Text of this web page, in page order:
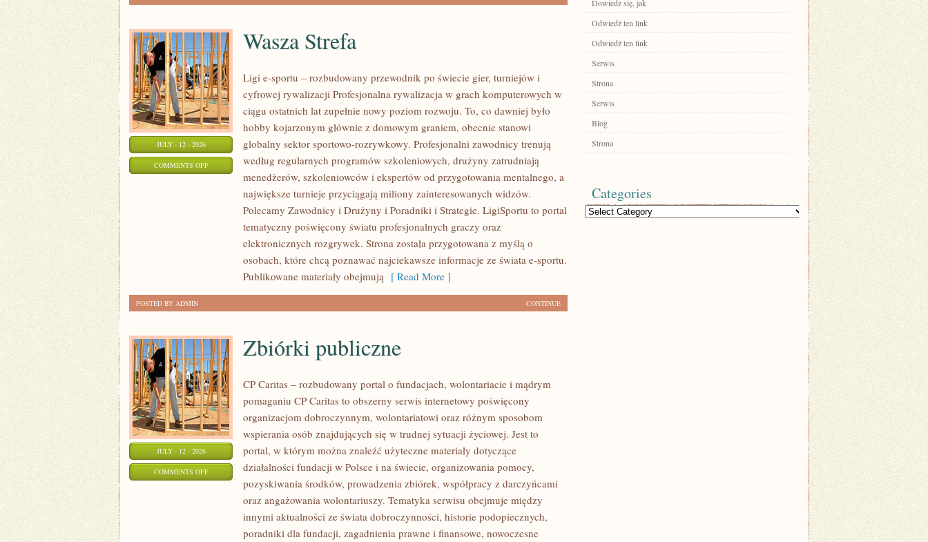
JULY - 12 - 2026
COMMENTS OFFON
Wasza Strefa
Ligi e-sportu – rozbudowany przewodnik po świecie gier, turniejów i
cyfrowej rywalizacji Profesjonalna rywalizacja w grach komputerowych w
ciągu ostatnich lat zupełnie nowy poziom rozwoju. To, co dawniej było
hobby kojarzonym głównie z domowym graniem, obecnie stanowi
globalny sektor sportowo-rozrywkowy. Profesjonalni zawodnicy trenują
według regularnych programów szkoleniowych, drużyny zatrudniają
menedżerów, szkoleniowców i ekspertów od przygotowania mentalnego, a
największe turnieje przyciągają miliony zainteresowanych widzów.
Polecamy Zawodnicy i Drużyny i Poradniki i Strategie. LigiSportu to portal
tematyczny poświęcony światu profesjonalnych graczy oraz
elektronicznych rozgrywek. Strona została przygotowana z myślą o
osobach, które chcą poznawać najciekawsze informacje ze świata e-sportu.
Publikowane materiały obejmują [ Read More ]
CONTINUE
POSTED BY ADMIN
JULY - 12 - 2026
COMMENTS OFFON
PUBLICZNE
Zbiórki publiczne
CP Caritas – rozbudowany portal o fundacjach, wolontariacie i mądrym
pomaganiu CP Caritas to obszerny serwis internetowy poświęcony
organizacjom dobroczynnym, wolontariatowi oraz różnym sposobom
wspierania osób znajdujących się w trudnej sytuacji życiowej. Jest to
portal, w którym można znaleźć użyteczne materiały dotyczące
działalności fundacji w Polsce i na świecie, organizowania pomocy,
pozyskiwania środków, prowadzenia zbiórek, współpracy z darczyńcami
oraz angażowania wolontariuszy. Tematyka serwisu obejmuje między
innymi aktualności ze świata dobroczynności, historie podopiecznych,
poradniki dla fundacji, zagadnienia prawne i finansowe, nowoczesne
Dowiedz się, jak
Odwiedź ten link
Odwiedź ten link
Serwis
Strona
Serwis
Blog
Strona
Categories
Categories